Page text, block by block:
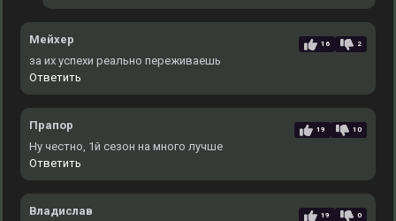
Мейхер 16 2
за их успехи реально переживаешь
Ответить
Прапор 19 10
Ну честно, 1й сезон на много лучше
Ответить
Владислав 19 0